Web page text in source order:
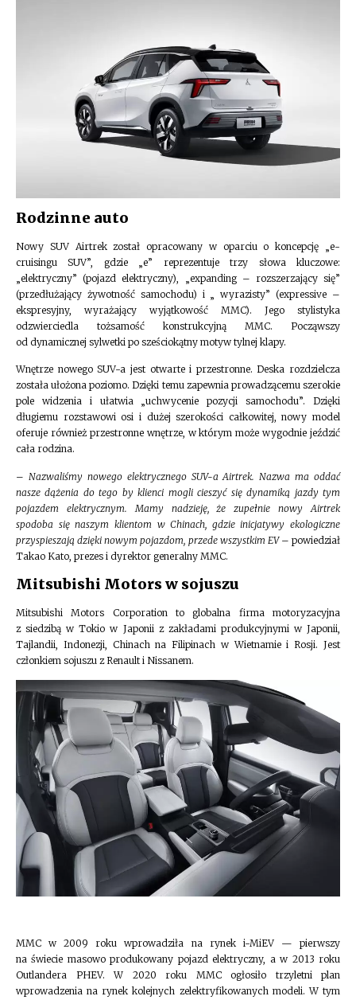
Rodzinne auto
Nowy SUV Airtrek został opracowany w oparciu o koncepcję „e-
cruisingu SUV”, gdzie „e” reprezentuje trzy słowa kluczowe:
„elektryczny” (pojazd elektryczny), „expanding – rozszerzający się”
(przedłużający żywotność samochodu) i „ wyrazisty” (expressive –
ekspresyjny, wyrażający wyjątkowość MMC). Jego stylistyka
odzwierciedla tożsamość konstrukcyjną MMC. Począwszy
od dynamicznej sylwetki po sześciokątny motyw tylnej klapy.
Wnętrze nowego SUV-a jest otwarte i przestronne. Deska rozdzielcza
została ułożona poziomo. Dzięki temu zapewnia prowadzącemu szerokie
pole widzenia i ułatwia „uchwycenie pozycji samochodu”. Dzięki
długiemu rozstawowi osi i dużej szerokości całkowitej, nowy model
oferuje również przestronne wnętrze, w którym może wygodnie jeździć
cała rodzina.
– Nazwaliśmy nowego elektrycznego SUV-a Airtrek. Nazwa ma oddać
nasze dążenia do tego by klienci mogli cieszyć się dynamiką jazdy tym
pojazdem elektrycznym. Mamy nadzieję, że zupełnie nowy Airtrek
spodoba się naszym klientom w Chinach, gdzie inicjatywy ekologiczne
przyspieszają dzięki nowym pojazdom, przede wszystkim EV– powiedział
Takao Kato, prezes i dyrektor generalny MMC.
Mitsubishi Motors w sojuszu
Mitsubishi Motors Corporation to globalna firma motoryzacyjna
z siedzibą w Tokio w Japonii z zakładami produkcyjnymi w Japonii,
Tajlandii, Indonezji, Chinach na Filipinach w Wietnamie i Rosji. Jest
członkiem sojuszu z Renault i Nissanem.
MMC w 2009 roku wprowadziła na rynek i-MiEV — pierwszy
na świecie masowo produkowany pojazd elektryczny, a w 2013 roku
Outlandera PHEV. W 2020 roku MMC ogłosiło trzyletni plan
wprowadzenia na rynek kolejnych zelektryfikowanych modeli. W tym